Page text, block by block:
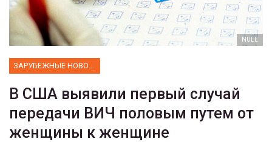
NULL
В США выявили первый случай
передачи ВИЧ половым путем от
женщины к женщине